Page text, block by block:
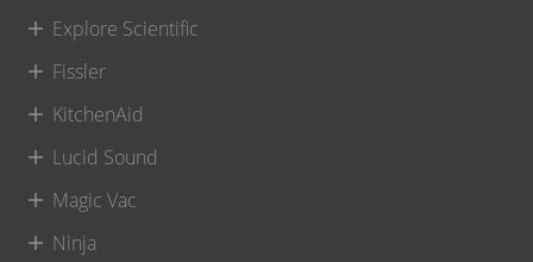
Explore Scientific
Fissler
KitchenAid
Lucid Sound
Magic Vac
Ninja